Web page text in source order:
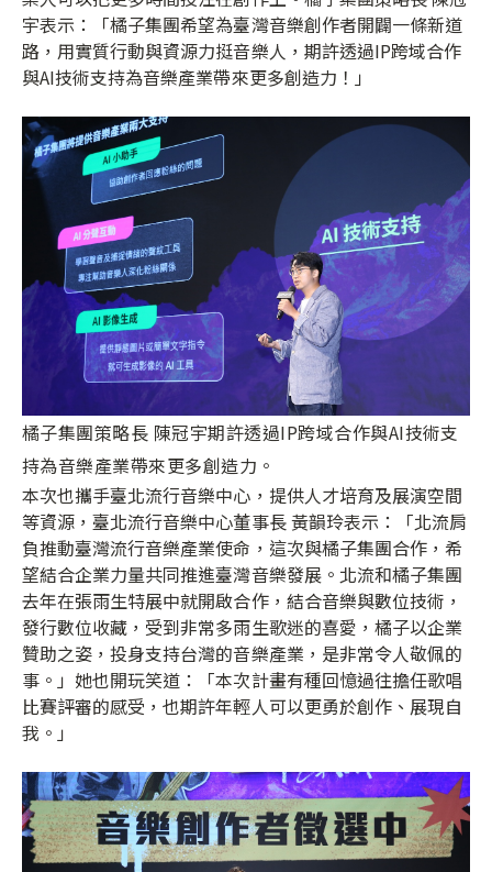
宇表示：「橘子集團希望為臺灣音樂創作者開闢一條新道
路，用實質行動與資源力挺音樂人，期許透過IP跨域合作
與AI技術支持為音樂產業帶來更多創造力！」
橘子集團策略長 陳冠宇期許透過IP跨域合作與AI技術支
持為音樂產業帶來更多創造力。
本次也攜手臺北流行音樂中心，提供人才培育及展演空間
等資源，臺北流行音樂中心董事長 黃韻玲表示：「北流肩
負推動臺灣流行音樂產業使命，這次與橘子集團合作，希
望結合企業力量共同推進臺灣音樂發展。北流和橘子集團
去年在張雨生特展中就開啟合作，結合音樂與數位技術，
發行數位收藏，受到非常多雨生歌迷的喜愛，橘子以企業
贊助之姿，投身支持台灣的音樂產業，是非常令人敬佩的
事。」她也開玩笑道：「本次計畫有種回憶過往擔任歌唱
比賽評審的感受，也期許年輕人可以更勇於創作、展現自
我。」